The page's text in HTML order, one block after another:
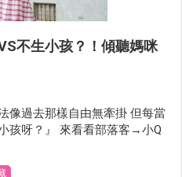
不生小孩？！傾聽媽咪
像過去那樣自由無牽掛 但每當
孩呀？』 來看看部落客→小Q